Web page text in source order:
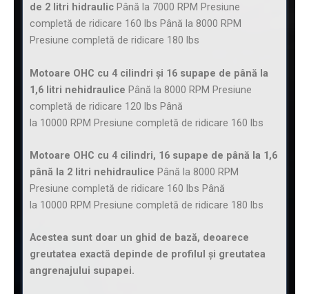
de 2 litri hidraulic Până la 7000 RPM Presiune
completă de ridicare 160 lbs Până la 8000 RPM
Presiune completă de ridicare 180 lbs
Motoare OHC cu 4 cilindri și 16 supape de până la
1,6 litri nehidraulice Până la 8000 RPM Presiune
completă de ridicare 120 lbs Până
la 10000 RPM Presiune completă de ridicare 160 lbs
Motoare OHC cu 4 cilindri, 16 supape de până la 1,6
până la 2 litri nehidraulice Până la 8000 RPM
Presiune completă de ridicare 160 lbs Până
la 10000 RPM Presiune completă de ridicare 180 lbs
Acestea sunt doar un ghid de bază, deoarece
greutatea exactă depinde de profilul și greutatea
angrenajului supapei.